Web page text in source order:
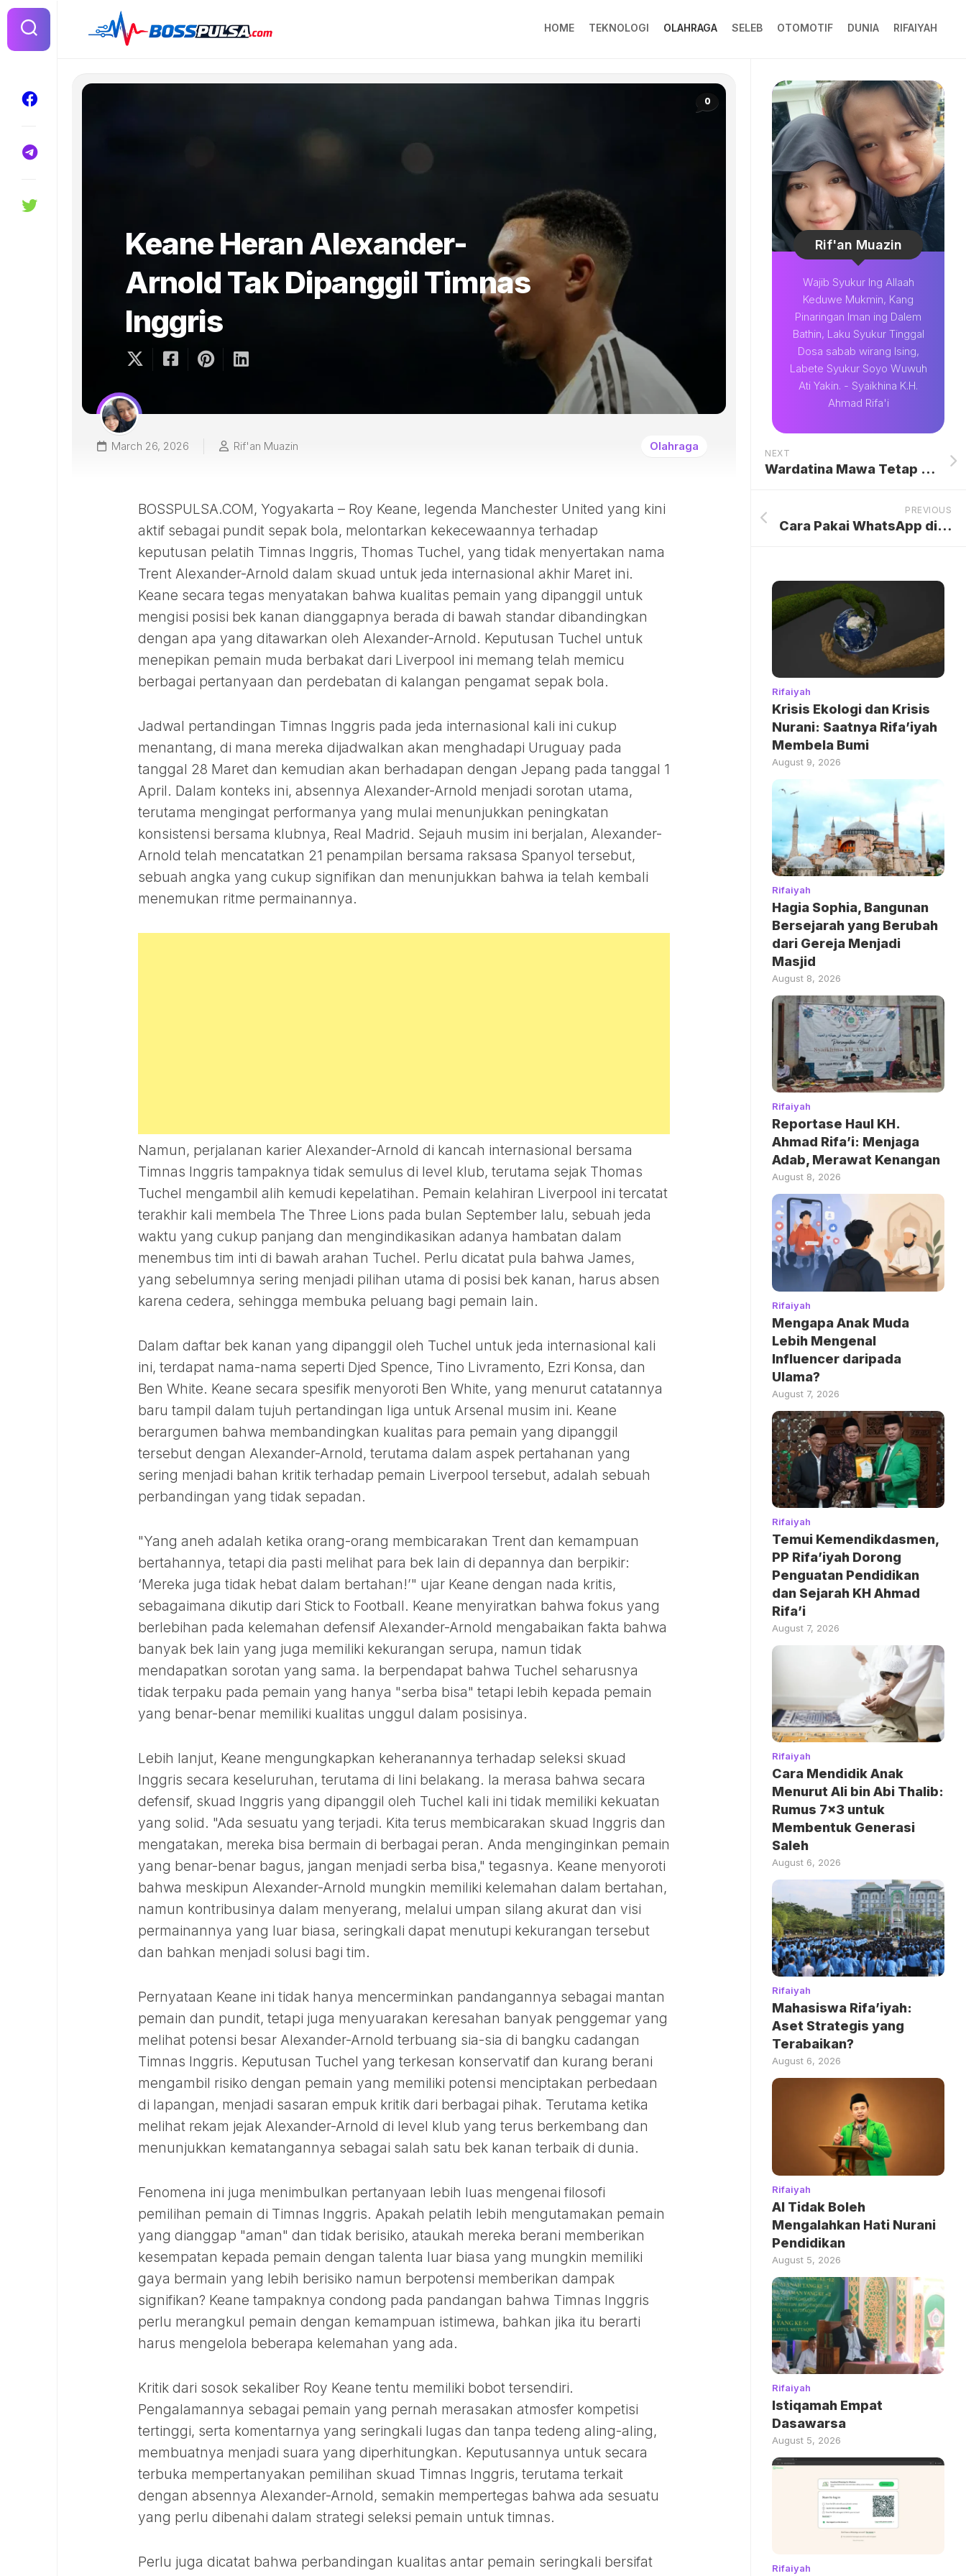
Skip
content
HOME TEKNOLOGI OLAHRAGA SELEB OTOMOTIF DUNIA RIFAIYAH
0
Keane Heran Alexander-
Arnold Tak Dipanggil Timnas
Inggris
March 26, 2026 Rif'an Muazin Olahraga
BOSSPULSA.COM, Yogyakarta – Roy Keane, legenda Manchester United yang kini
aktif sebagai pundit sepak bola, melontarkan kekecewaannya terhadap
keputusan pelatih Timnas Inggris, Thomas Tuchel, yang tidak menyertakan nama
Trent Alexander-Arnold dalam skuad untuk jeda internasional akhir Maret ini.
Keane secara tegas menyatakan bahwa kualitas pemain yang dipanggil untuk
mengisi posisi bek kanan dianggapnya berada di bawah standar dibandingkan
dengan apa yang ditawarkan oleh Alexander-Arnold. Keputusan Tuchel untuk
menepikan pemain muda berbakat dari Liverpool ini memang telah memicu
berbagai pertanyaan dan perdebatan di kalangan pengamat sepak bola.
Jadwal pertandingan Timnas Inggris pada jeda internasional kali ini cukup
menantang, di mana mereka dijadwalkan akan menghadapi Uruguay pada
tanggal 28 Maret dan kemudian akan berhadapan dengan Jepang pada tanggal 1
April. Dalam konteks ini, absennya Alexander-Arnold menjadi sorotan utama,
terutama mengingat performanya yang mulai menunjukkan peningkatan
konsistensi bersama klubnya, Real Madrid. Sejauh musim ini berjalan, Alexander-
Arnold telah mencatatkan 21 penampilan bersama raksasa Spanyol tersebut,
sebuah angka yang cukup signifikan dan menunjukkan bahwa ia telah kembali
menemukan ritme permainannya.
Namun, perjalanan karier Alexander-Arnold di kancah internasional bersama
Timnas Inggris tampaknya tidak semulus di level klub, terutama sejak Thomas
Tuchel mengambil alih kemudi kepelatihan. Pemain kelahiran Liverpool ini tercatat
terakhir kali membela The Three Lions pada bulan September lalu, sebuah jeda
waktu yang cukup panjang dan mengindikasikan adanya hambatan dalam
menembus tim inti di bawah arahan Tuchel. Perlu dicatat pula bahwa James,
yang sebelumnya sering menjadi pilihan utama di posisi bek kanan, harus absen
karena cedera, sehingga membuka peluang bagi pemain lain.
Dalam daftar bek kanan yang dipanggil oleh Tuchel untuk jeda internasional kali
ini, terdapat nama-nama seperti Djed Spence, Tino Livramento, Ezri Konsa, dan
Ben White. Keane secara spesifik menyoroti Ben White, yang menurut catatannya
baru tampil dalam tujuh pertandingan liga untuk Arsenal musim ini. Keane
berargumen bahwa membandingkan kualitas para pemain yang dipanggil
tersebut dengan Alexander-Arnold, terutama dalam aspek pertahanan yang
sering menjadi bahan kritik terhadap pemain Liverpool tersebut, adalah sebuah
perbandingan yang tidak sepadan.
"Yang aneh adalah ketika orang-orang membicarakan Trent dan kemampuan
bertahannya, tetapi dia pasti melihat para bek lain di depannya dan berpikir:
‘Mereka juga tidak hebat dalam bertahan!’" ujar Keane dengan nada kritis,
sebagaimana dikutip dari Stick to Football. Keane menyiratkan bahwa fokus yang
berlebihan pada kelemahan defensif Alexander-Arnold mengabaikan fakta bahwa
banyak bek lain yang juga memiliki kekurangan serupa, namun tidak
mendapatkan sorotan yang sama. Ia berpendapat bahwa Tuchel seharusnya
tidak terpaku pada pemain yang hanya "serba bisa" tetapi lebih kepada pemain
yang benar-benar memiliki kualitas unggul dalam posisinya.
Lebih lanjut, Keane mengungkapkan keheranannya terhadap seleksi skuad
Inggris secara keseluruhan, terutama di lini belakang. Ia merasa bahwa secara
defensif, skuad Inggris yang dipanggil oleh Tuchel kali ini tidak memiliki kekuatan
yang solid. "Ada sesuatu yang terjadi. Kita terus membicarakan skuad Inggris dan
mengatakan, mereka bisa bermain di berbagai peran. Anda menginginkan pemain
yang benar-benar bagus, jangan menjadi serba bisa," tegasnya. Keane menyoroti
bahwa meskipun Alexander-Arnold mungkin memiliki kelemahan dalam bertahan,
namun kontribusinya dalam menyerang, melalui umpan silang akurat dan visi
permainannya yang luar biasa, seringkali dapat menutupi kekurangan tersebut
dan bahkan menjadi solusi bagi tim.
Pernyataan Keane ini tidak hanya mencerminkan pandangannya sebagai mantan
pemain dan pundit, tetapi juga menyuarakan keresahan banyak penggemar yang
melihat potensi besar Alexander-Arnold terbuang sia-sia di bangku cadangan
Timnas Inggris. Keputusan Tuchel yang terkesan konservatif dan kurang berani
mengambil risiko dengan pemain yang memiliki potensi menciptakan perbedaan
di lapangan, menjadi sasaran empuk kritik dari berbagai pihak. Terutama ketika
melihat rekam jejak Alexander-Arnold di level klub yang terus berkembang dan
menunjukkan kematangannya sebagai salah satu bek kanan terbaik di dunia.
Fenomena ini juga menimbulkan pertanyaan lebih luas mengenai filosofi
pemilihan pemain di Timnas Inggris. Apakah pelatih lebih mengutamakan pemain
yang dianggap "aman" dan tidak berisiko, ataukah mereka berani memberikan
kesempatan kepada pemain dengan talenta luar biasa yang mungkin memiliki
gaya bermain yang lebih berisiko namun berpotensi memberikan dampak
signifikan? Keane tampaknya condong pada pandangan bahwa Timnas Inggris
perlu merangkul pemain dengan kemampuan istimewa, bahkan jika itu berarti
harus mengelola beberapa kelemahan yang ada.
Kritik dari sosok sekaliber Roy Keane tentu memiliki bobot tersendiri.
Pengalamannya sebagai pemain yang pernah merasakan atmosfer kompetisi
tertinggi, serta komentarnya yang seringkali lugas dan tanpa tedeng aling-aling,
membuatnya menjadi suara yang diperhitungkan. Keputusannya untuk secara
terbuka mempertanyakan pemilihan skuad Timnas Inggris, terutama terkait
dengan absennya Alexander-Arnold, semakin mempertegas bahwa ada sesuatu
yang perlu dibenahi dalam strategi seleksi pemain untuk timnas.
Perlu juga dicatat bahwa perbandingan kualitas antar pemain seringkali bersifat
Rif'an Muazin
Wajib Syukur Ing Allaah
Keduwe Mukmin, Kang
Pinaringan Iman ing Dalem
Bathin, Laku Syukur Tinggal
Dosa sabab wirang Ising,
Labete Syukur Soyo Wuwuh
Ati Yakin. - Syaikhina K.H.
Ahmad Rifa'i
NEXT
Wardatina Mawa Tetap Ingin Cerai dari Insanul Fahmi
PREVIOUS
Cara Pakai WhatsApp di Garmin, Balas Pesan Langsung dari Smartwatch
Rifaiyah
Krisis Ekologi dan Krisis
Nurani: Saatnya Rifa’iyah
Membela Bumi
August 9, 2026
Rifaiyah
Hagia Sophia, Bangunan
Bersejarah yang Berubah
dari Gereja Menjadi
Masjid
August 8, 2026
Rifaiyah
Reportase Haul KH.
Ahmad Rifa’i: Menjaga
Adab, Merawat Kenangan
August 8, 2026
Rifaiyah
Mengapa Anak Muda
Lebih Mengenal
Influencer daripada
Ulama?
August 7, 2026
Rifaiyah
Temui Kemendikdasmen,
PP Rifa’iyah Dorong
Penguatan Pendidikan
dan Sejarah KH Ahmad
Rifa’i
August 7, 2026
Rifaiyah
Cara Mendidik Anak
Menurut Ali bin Abi Thalib:
Rumus 7×3 untuk
Membentuk Generasi
Saleh
August 6, 2026
Rifaiyah
Mahasiswa Rifa’iyah:
Aset Strategis yang
Terabaikan?
August 6, 2026
Rifaiyah
AI Tidak Boleh
Mengalahkan Hati Nurani
Pendidikan
August 5, 2026
Rifaiyah
Istiqamah Empat
Dasawarsa
August 5, 2026
Rifaiyah